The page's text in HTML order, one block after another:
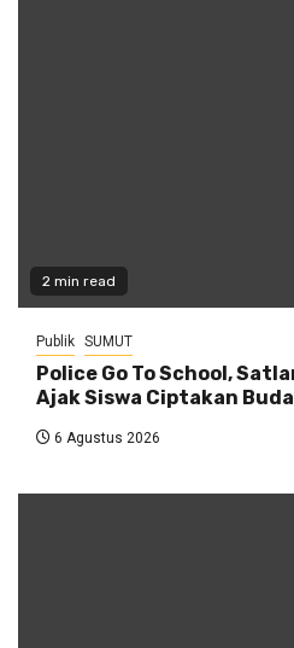
2 min read
Publik SUMUT
Police Go To School,
Ajak Siswa Ciptakan
6 Agustus 2026